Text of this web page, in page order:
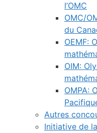
l’OMC
OMC/
du
OEMF:
OIM:
OMPA:
Autres
Initiative de